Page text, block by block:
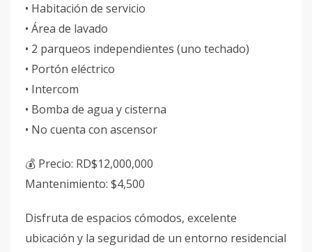
• Habitación de servicio
• Área de lavado
• 2 parqueos independientes (uno techado)
• Portón eléctrico
• Intercom
• Bomba de agua y cisterna
• No cuenta con ascensor
💰 Precio: RD$12,000,000
Mantenimiento: $4,500
Disfruta de espacios cómodos, excelente
ubicación y la seguridad de un entorno residencial